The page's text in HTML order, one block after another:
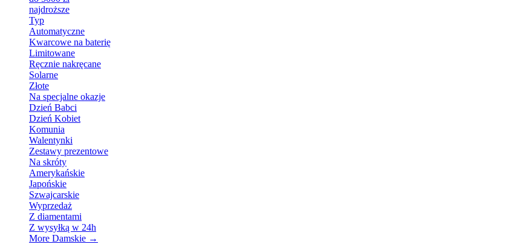
najdroższe
Typ
Automatyczne
Kwarcowe na baterię
Limitowane
Ręcznie nakręcane
Solarne
Złote
Na specjalne okazje
Dzień Babci
Dzień Kobiet
Komunia
Walentynki
Zestawy prezentowe
Na skróty
Amerykańskie
Japońskie
Szwajcarskie
Wyprzedaż
Z diamentami
Z wysyłką w 24h
More Damskie →